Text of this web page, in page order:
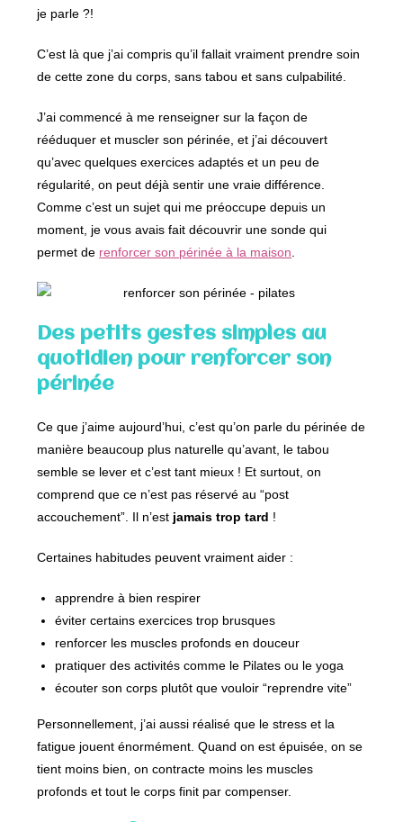
je parle ?!
C’est là que j’ai compris qu’il fallait vraiment prendre soin
de cette zone du corps, sans tabou et sans culpabilité.
J’ai commencé à me renseigner sur la façon de
rééduquer et muscler son périnée, et j’ai découvert
qu’avec quelques exercices adaptés et un peu de
régularité, on peut déjà sentir une vraie différence.
Comme c’est un sujet qui me préoccupe depuis un
moment, je vous avais fait découvrir une sonde qui
permet de renforcer son périnée à la maison
Des petits gestes simples au
quotidien pour renforcer son
périnée
Ce que j’aime aujourd’hui, c’est qu’on parle du périnée de
manière beaucoup plus naturelle qu’avant, le tabou
semble se lever et c’est tant mieux ! Et surtout, on
comprend que ce n’est pas réservé au “post
accouchement”. Il n’est jamais trop tard !
Certaines habitudes peuvent vraiment aider :
apprendre à bien respirer
éviter certains exercices trop brusques
renforcer les muscles profonds en douceur
pratiquer des activités comme le Pilates ou le yoga
écouter son corps plutôt que vouloir “reprendre vite”
Personnellement, j’ai aussi réalisé que le stress et la
fatigue jouent énormément. Quand on est épuisée, on se
tient moins bien, on contracte moins les muscles
profonds et tout le corps finit par compenser.